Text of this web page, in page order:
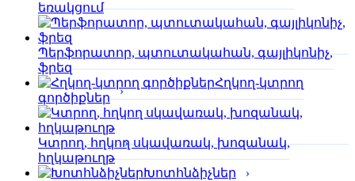
եռակցում
Պերֆորա­տոր, պտուտակահան, գայլիկոնիչ,
ֆրեզ
Հղկող-կտրող
գործիքներ
Կտրող, հղկող սկավառակ, խոզանակ,
հղկաթուղթ
Խոտհնձիչներ